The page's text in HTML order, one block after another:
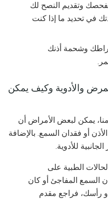
وتقديم النصح لك
في تحديد ما إذا كنت
وشحمة أذنك
والأدوية وكيف يمكن
يمكن لبعض الأمراض أن
الأذن أو فقدان السمع. بالإضافة
للأدوية.
الطبية على
السمع المفاجئ أو كان
رأسك، فراجع مقدم